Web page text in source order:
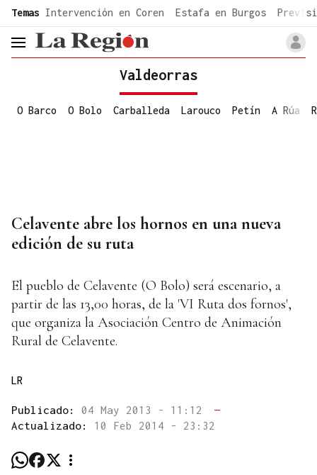
common.go-to-content
Temas Intervención en Coren Estafa en Burgos
header.menu.open
Valdeorras
O Barco O Bolo Carballeda Larouco Petín A Rúa
Celavente abre los hornos en una nueva
edición de su ruta
El pueblo de Celavente (O Bolo) será escenario, a
partir de las 13,00 horas, de la 'VI Ruta dos fornos',
que organiza la Asociación Centro de Animación
Rural de Celavente.
LR
Publicado: 04 May 2013 - 11:12
—
Actualizado: 10 Feb 2014 - 23:32